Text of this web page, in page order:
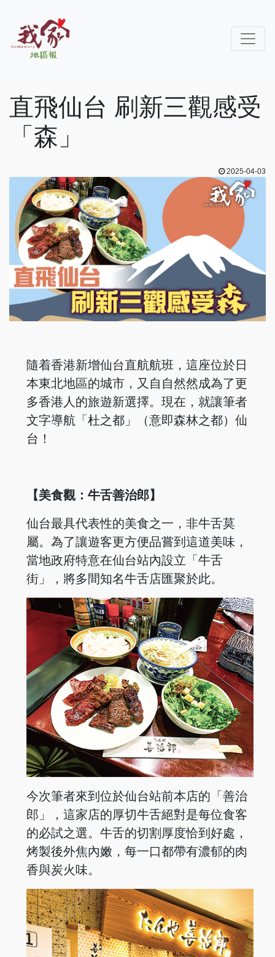
直飛仙台 刷新三觀感受
「森」
2025-04-03
隨着香港新增仙台直航航班，這座位於日
本東北地區的城市，又自自然然成為了更
多香港人的旅遊新選擇。現在，就讓筆者
文字導航「杜之都」（意即森林之都）仙
台！
【美食觀：牛舌善治郎】
仙台最具代表性的美食之一，非牛舌莫
屬。為了讓遊客更方便品嘗到這道美味，
當地政府特意在仙台站內設立「牛舌
街」，將多間知名牛舌店匯聚於此。
今次筆者來到位於仙台站前本店的「善治
郎」，這家店的厚切牛舌絕對是每位食客
的必試之選。牛舌的切割厚度恰到好處，
烤製後外焦內嫩，每一口都帶有濃郁的肉
香與炭火味。